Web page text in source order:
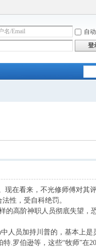
自
登
现在看来，不光修师傅对其
性，受自科绝罚。
高阶神职人员彻底失望，
人员加持川普的，基本上是
特.罗伯逊等，这些“牧师”在